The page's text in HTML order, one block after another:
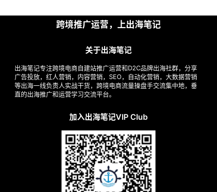
跨境推广运营，上出海笔记
关于出海笔记
出海笔记专注跨境电商自建站推广运营和D2C品牌出海社群，分享
广告投放，红人营销，内容营销，SEO，自动化营销，大数据营销
等出海一线负责人实战干货，跨境电商流量操盘手交流集中地，垂
直的出海推广和运营学习交流平台。
加入出海笔记VIP Club